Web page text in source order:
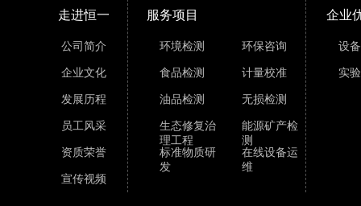
走进恒一
公司简介
企业文化
发展历程
员工风采
资质荣誉
宣传视频
服务项目
环境检测
食品检测
油品检测
生态修复治
理工程
标准物质研
发
环保咨询
计量校准
无损检测
能源矿产检
测
在线设备运
维
企业
设
实